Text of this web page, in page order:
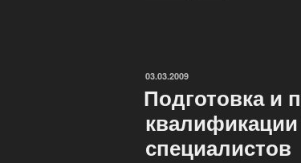
ОПУБЛИКОВАНО
03.03.2009
Подготовка и
квалификации
специалистов